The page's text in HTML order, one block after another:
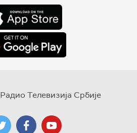
Радио Телевизија Србије